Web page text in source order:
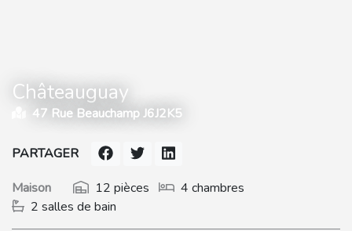
Châteauguay
47 Rue Beauchamp J6J2K5
Maison 12 pièces
4 chambres
2 salles de bain
PARTAGER